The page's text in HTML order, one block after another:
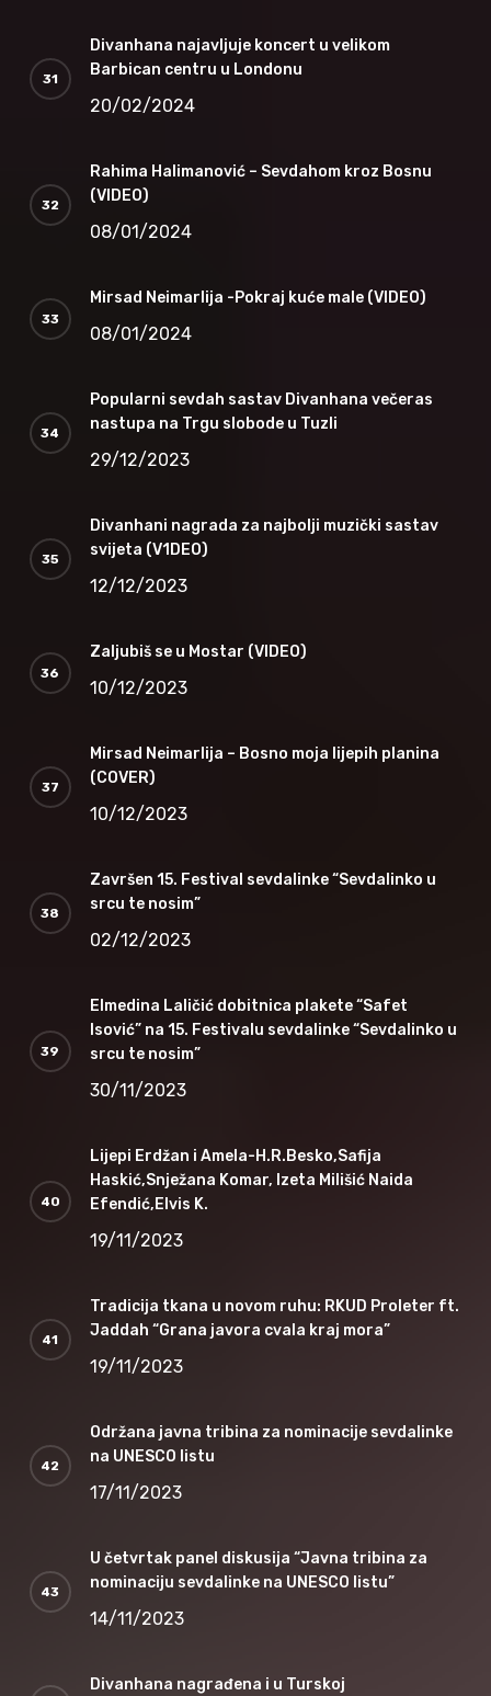
Divanhana najavljuje koncert u velikom
Barbican centru u Londonu
20/02/2024
Rahima Halimanović – Sevdahom kroz Bosnu
(VIDEO)
08/01/2024
Mirsad Neimarlija -Pokraj kuće male (VIDEO)
08/01/2024
Popularni sevdah sastav Divanhana večeras
nastupa na Trgu slobode u Tuzli
29/12/2023
Divanhani nagrada za najbolji muzički sastav
svijeta (V1DEO)
12/12/2023
Zaljubiš se u Mostar (VIDEO)
10/12/2023
Mirsad Neimarlija – Bosno moja lijepih planina
(COVER)
10/12/2023
Završen 15. Festival sevdalinke “Sevdalinko u
srcu te nosim”
02/12/2023
Elmedina Laličić dobitnica plakete “Safet
Isović” na 15. Festivalu sevdalinke “Sevdalinko u
srcu te nosim”
30/11/2023
Lijepi Erdžan i Amela-H.R.Besko,Safija
Haskić,Snježana Komar, Izeta Milišić Naida
Efendić,Elvis K.
19/11/2023
Tradicija tkana u novom ruhu: RKUD Proleter ft.
Jaddah “Grana javora cvala kraj mora”
19/11/2023
Održana javna tribina za nominacije sevdalinke
na UNESCO listu
17/11/2023
U četvrtak panel diskusija “Javna tribina za
nominaciju sevdalinke na UNESCO listu”
14/11/2023
Divanhana nagrađena i u Turskoj